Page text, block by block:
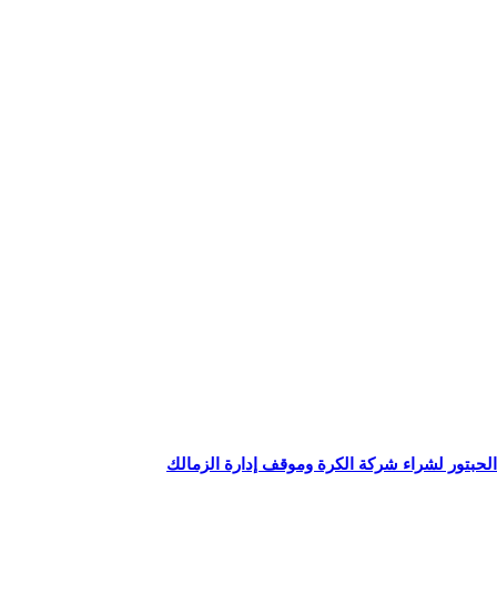
لشراء شركة الكرة وموقف إدارة الزمالك